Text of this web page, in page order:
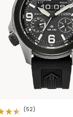
(52)